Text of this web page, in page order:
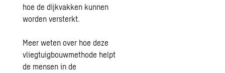
hoe de dijkvakken kunnen
worden versterkt.
Meer weten over hoe deze
vliegtuigbouwmethode helpt
de mensen in de